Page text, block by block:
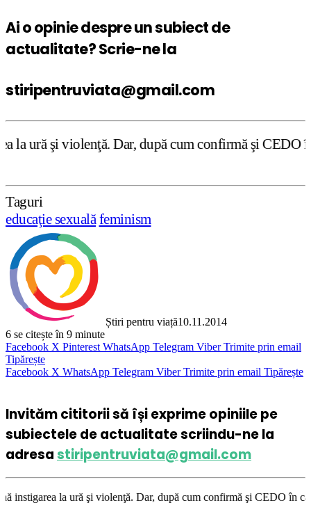
Ai o opinie despre un subiect de
actualitate? Scrie-ne la
stiripentruviata@gmail.com
Dar, după cum confirmă şi CEDO în cazul
Taguri
educaţie sexuală feminism
Știri pentru viață10.11.2014
6 se citește în 9 minute
Facebook X Pinterest WhatsApp Telegram Viber Trimite prin email
Tipărește
Facebook X WhatsApp Telegram Viber Trimite prin email Tipărește
Invităm cititorii să își exprime opiniile pe
subiectele de actualitate scriindu-ne la
adresastiripentruviata@gmail.com
şi violenţă. Dar, după cum confirmă şi CEDO în cazul